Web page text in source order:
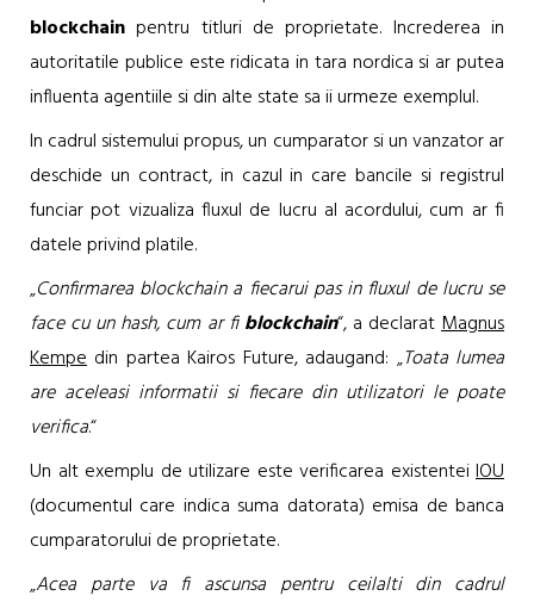
blockchain pentru titluri de proprietate. Increderea in
autoritatile publice este ridicata in tara nordica si ar putea
influenta agentiile si din alte state sa ii urmeze exemplul.
In cadrul sistemului propus, un cumparator si un vanzator ar
deschide un contract, in cazul in care bancile si registrul
funciar pot vizualiza fluxul de lucru al acordului, cum ar fi
datele privind platile.
„Confirmarea blockchain a fiecarui pas in fluxul de lucru se
face cu un hash, cum ar fiblockchain“, a declaratMagnus
Kempe din partea Kairos Future, adaugand: „Toata lumea
are aceleasi informatii si fiecare din utilizatori le poate
verifica.“
Un alt exemplu de utilizare este verificarea existenteiIOU
(documentul care indica suma datorata) emisa de banca
cumparatorului de proprietate.
„Acea parte va fi ascunsa pentru ceilalti din cadrul